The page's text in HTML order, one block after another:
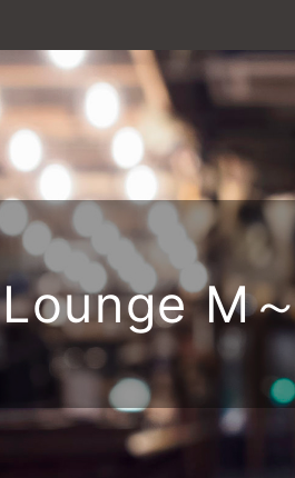
Lounge M